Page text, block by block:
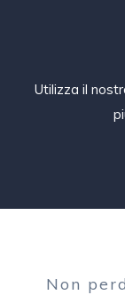
Utilizza il
Non